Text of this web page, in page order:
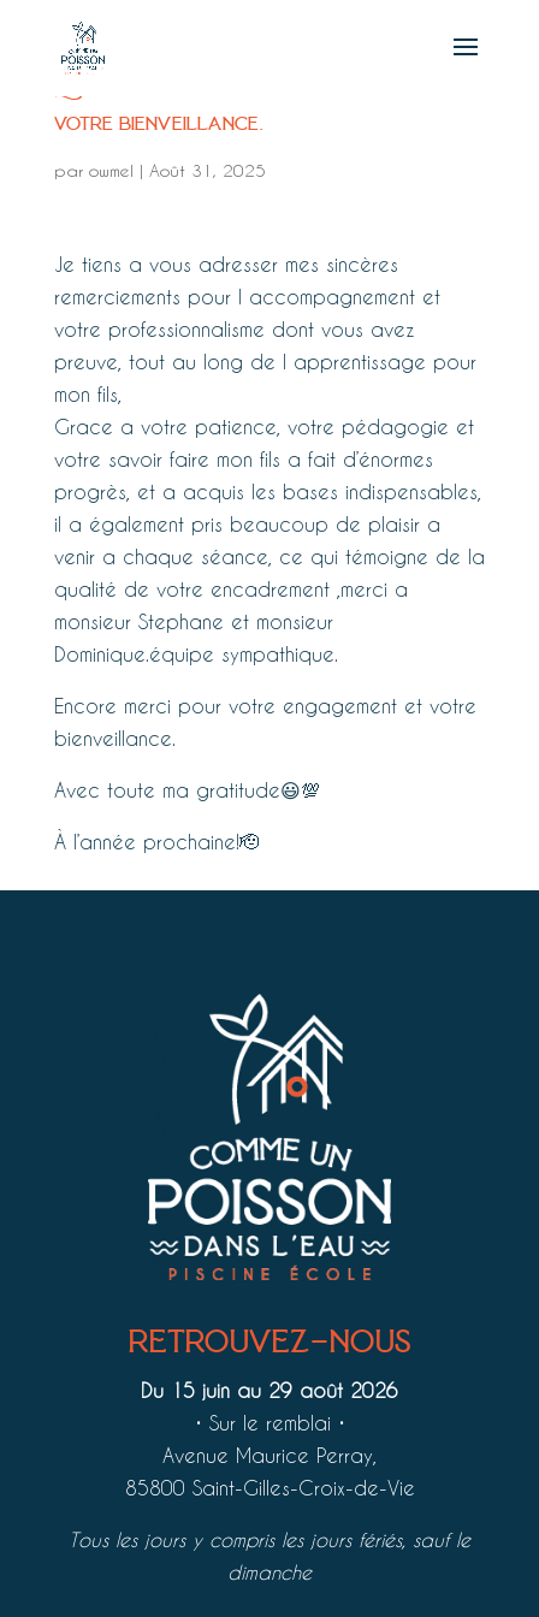
votre bienveillance.
par owmel | Août 31, 2025
Je tiens a vous adresser mes sincères
remerciements pour l accompagnement et
votre professionnalisme dont vous avez
preuve, tout au long de l apprentissage pour
mon fils,
Grace a votre patience, votre pédagogie et
votre savoir faire mon fils a fait d’énormes
progrès, et a acquis les bases indispensables,
il a également pris beaucoup de plaisir a
venir a chaque séance, ce qui témoigne de la
qualité de votre encadrement ,merci a
monsieur Stephane et monsieur
Dominique.équipe sympathique.
Encore merci pour votre engagement et votre
bienveillance.
Avec toute ma gratitude😃💯
À l’année prochaine!🫡
retrouvez-nous
Du 15 juin au 29 août 2026
• Sur le remblai •
Avenue Maurice Perray,
85800 Saint-Gilles-Croix-de-Vie
Tous les jours y compris les jours fériés, sauf le
dimanche